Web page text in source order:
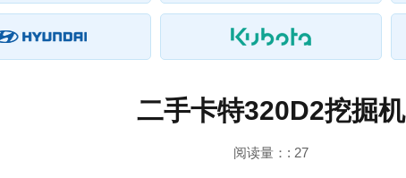
二手卡特320D2挖掘机
阅读量：: 27